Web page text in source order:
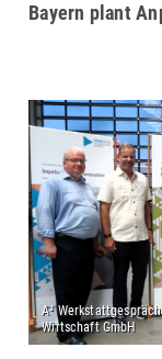
Bayern plant